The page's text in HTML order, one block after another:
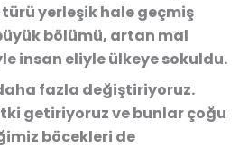
yerleşik hale geçmiş
bölümü, artan mal
insan eliyle ülkeye sokuldu.
fazla değiştiriyoruz.
getiriyoruz ve bunlar çoğu
böcekleri de